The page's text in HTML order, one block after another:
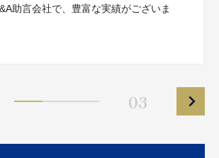
助言会社で、豊富な実績がございま
03